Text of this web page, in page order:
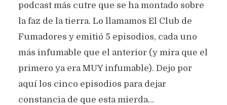
podcast más cutre que se ha montado sobre
la faz de la tierra. Lo llamamos El Club de
Fumadores y emitió 5 episodios, cada uno
más infumable que el anterior (y mira que el
primero ya era MUY infumable). Dejo por
aquí los cinco episodios para dejar
constancia de que esta mierda...